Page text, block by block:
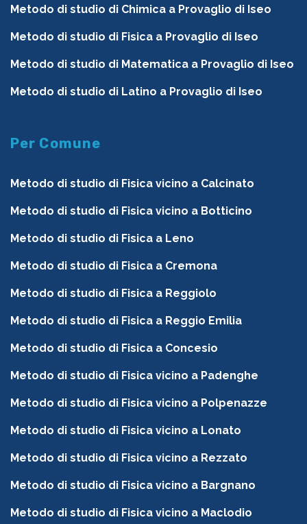
Metodo di studio di Chimica a Provaglio di Iseo
Metodo di studio di Fisica a Provaglio di Iseo
Metodo di studio di Matematica a Provaglio di Iseo
Metodo di studio di Latino a Provaglio di Iseo
Per Comune
Metodo di studio di Fisica vicino a Calcinato
Metodo di studio di Fisica vicino a Botticino
Metodo di studio di Fisica a Leno
Metodo di studio di Fisica a Cremona
Metodo di studio di Fisica a Reggiolo
Metodo di studio di Fisica a Reggio Emilia
Metodo di studio di Fisica a Concesio
Metodo di studio di Fisica vicino a Padenghe
Metodo di studio di Fisica vicino a Polpenazze
Metodo di studio di Fisica vicino a Lonato
Metodo di studio di Fisica vicino a Rezzato
Metodo di studio di Fisica vicino a Bargnano
Metodo di studio di Fisica vicino a Maclodio